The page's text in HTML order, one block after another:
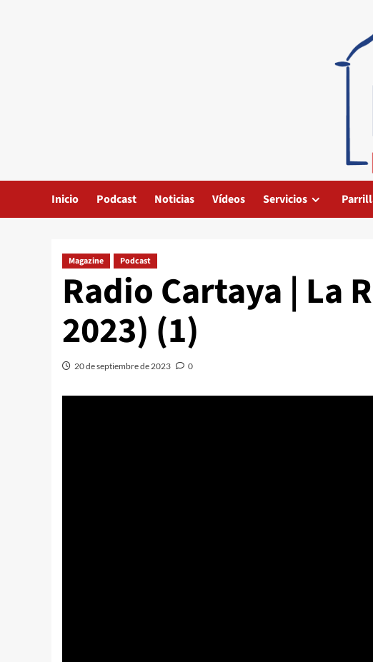
Inicio Podcast Noticias Vídeos Servicios
Magazine Podcast
Radio Cartaya | La
2023) (1)
20 de septiembre de 2023 0